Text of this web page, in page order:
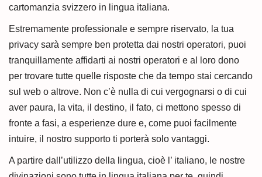
cartomanzia svizzero in lingua italiana.
Estremamente professionale e sempre riservato, la tua
privacy sarà sempre ben protetta dai nostri operatori, puoi
tranquillamente affidarti ai nostri operatori e al loro dono
per trovare tutte quelle risposte che da tempo stai cercando
sul web o altrove. Non c’è nulla di cui vergognarsi o di cui
aver paura, la vita, il destino, il fato, ci mettono spesso di
fronte a fasi, a esperienze dure e, come puoi facilmente
intuire, il nostro supporto ti porterà solo vantaggi.
A partire dall’utilizzo della lingua, cioè l’ italiano, le nostre